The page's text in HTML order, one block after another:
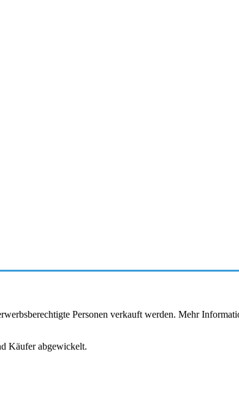
Personen verkauft werden. Mehr
Käufer abgewickelt.